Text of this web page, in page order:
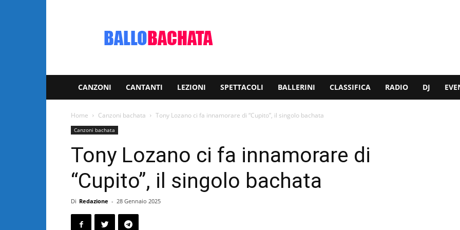
video
CANZONI CANTANTI LEZIONI SPETTACOLI BALLERINI CLASSIFICA RADIO DJ
Home Canzoni bachata Tony Lozano ci fa innamorare di “Cupito”, il singolo bachata
Canzoni bachata
Tony Lozano ci fa innamorare di
“Cupito”, il singolo bachata
Di Redazione - 28 Gennaio 2025